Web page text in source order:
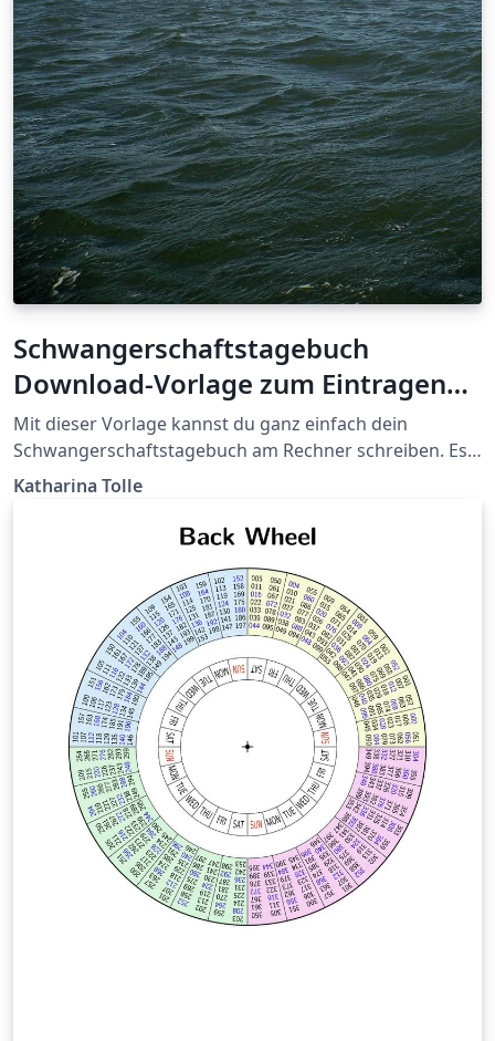
Schwangerschaftstagebuch
Download-Vorlage zum Eintragen
am Rechner
Mit dieser Vorlage kannst du ganz einfach dein
Schwangerschaftstagebuch am Rechner schreiben. Es
ist bereits fertig formatiert; du braucht bloß noch deine
Schwangerschaftstagebuch!
Katharina Tolle